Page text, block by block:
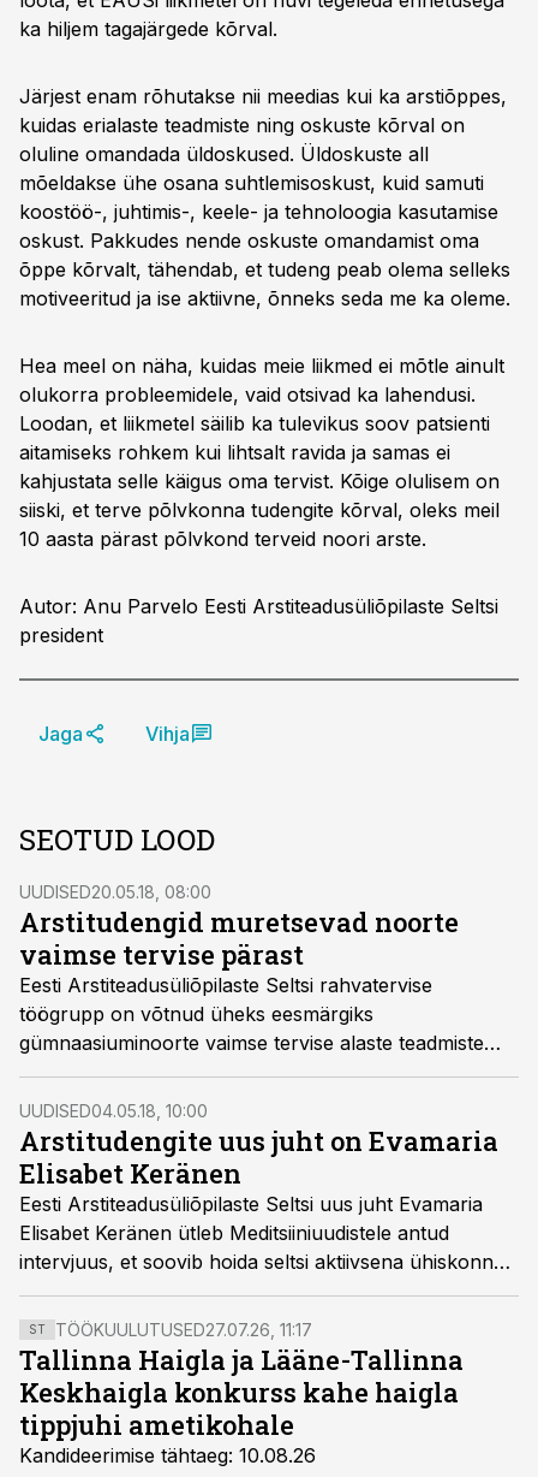
ka hiljem tagajärgede kõrval.
Järjest enam rõhutakse nii meedias kui ka arstiõppes,
kuidas erialaste teadmiste ning oskuste kõrval on
oluline omandada üldoskused. Üldoskuste all
mõeldakse ühe osana suhtlemisoskust, kuid samuti
koostöö-, juhtimis-, keele- ja tehnoloogia kasutamise
oskust. Pakkudes nende oskuste omandamist oma
õppe kõrvalt, tähendab, et tudeng peab olema selleks
motiveeritud ja ise aktiivne, õnneks seda me ka oleme.
Hea meel on näha, kuidas meie liikmed ei mõtle ainult
olukorra probleemidele, vaid otsivad ka lahendusi.
Loodan, et liikmetel säilib ka tulevikus soov patsienti
aitamiseks rohkem kui lihtsalt ravida ja samas ei
kahjustata selle käigus oma tervist. Kõige olulisem on
siiski, et terve põlvkonna tudengite kõrval, oleks meil
10 aasta pärast põlvkond terveid noori arste.
Autor: Anu Parvelo Eesti Arstiteadusüliõpilaste Seltsi
president
Jaga Vihja
SEOTUD LOOD
UUDISED20.05.18, 08:00
Arstitudengid muretsevad noorte
vaimse tervise pärast
Eesti Arstiteadusüliõpilaste Seltsi rahvatervise
töögrupp on võtnud üheks eesmärgiks
gümnaasiuminoorte vaimse tervise alaste teadmiste
parandamise.
UUDISED04.05.18, 10:00
Arstitudengite uus juht on Evamaria
Elisabet Keränen
Eesti Arstiteadusüliõpilaste Seltsi uus juht Evamaria
Elisabet Keränen ütleb Meditsiiniuudistele antud
intervjuus, et soovib hoida seltsi aktiivsena ühiskonnas
ja luua liikmetele rohkelt arenemisvõimalusi.
ST TÖÖKUULUTUSED27.07.26, 11:17
Tallinna Haigla ja Lääne-Tallinna
Keskhaigla konkurss kahe haigla
tippjuhi ametikohale
Kandideerimise tähtaeg: 10.08.26